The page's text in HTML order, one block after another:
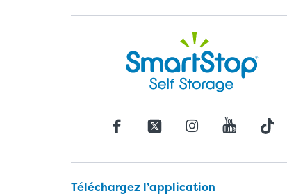
Téléchargez l’application